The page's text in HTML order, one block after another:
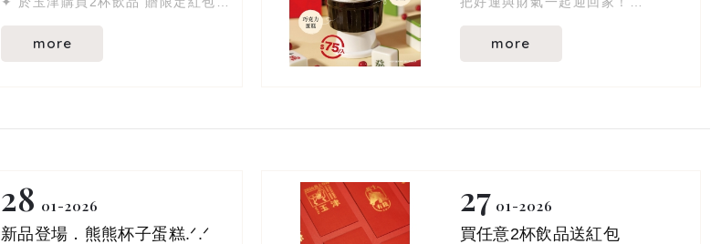
✦ Tag 兩位好友一起討好運
more
以麻將作為蛋糕造型
擬真又可愛的外觀讓人愛不釋手！
$75／個
more
28 01 2026
新品登場．熊熊杯子蛋糕.ᐟ.ᐟ
27 01 2026
買任意2杯飲品送紅包